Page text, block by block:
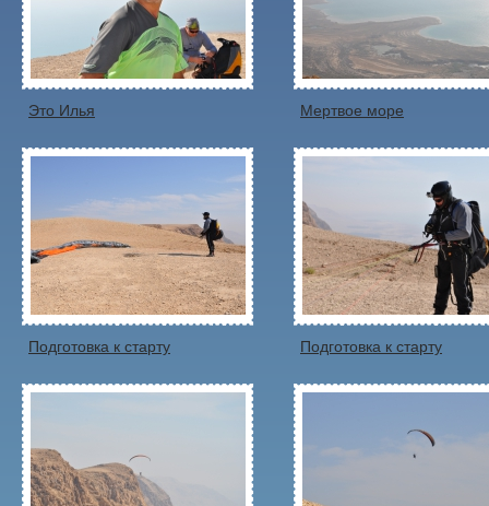
Это Илья Мертвое море
Подготовка к старту Подготовка к старту